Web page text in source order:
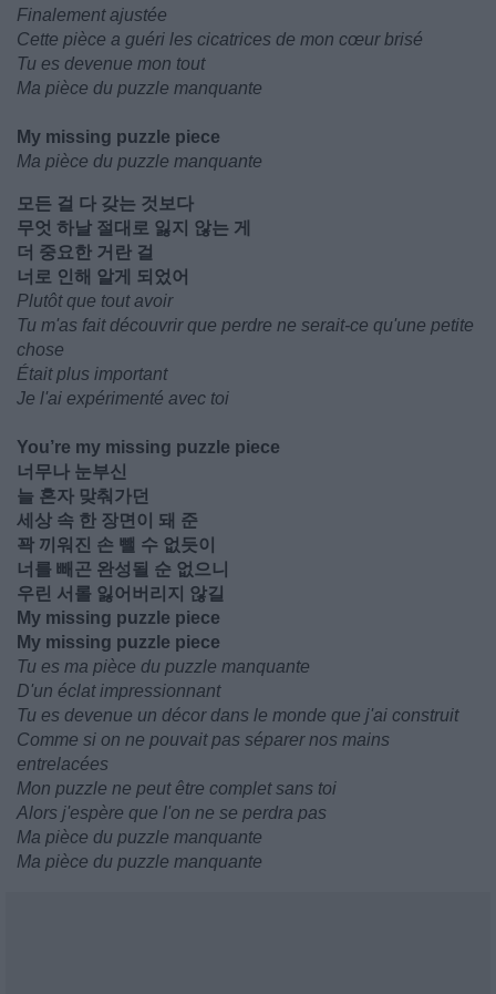
Finalement ajustée
Cette pièce a guéri les cicatrices de mon cœur brisé
Tu es devenue mon tout
Ma pièce du puzzle manquante
My missing puzzle piece
Ma pièce du puzzle manquante
모든 걸 다 갖는 것보다
무엇 하날 절대로 잃지 않는 게
더 중요한 거란 걸
너로 인해 알게 되었어
Plutôt que tout avoir
Tu m'as fait découvrir que perdre ne serait-ce qu'une petite
chose
Était plus important
Je l'ai expérimenté avec toi
You’re my missing puzzle piece
너무나 눈부신
늘 혼자 맞춰가던
세상 속 한 장면이 돼 준
꽉 끼워진 손 뺄 수 없듯이
너를 빼곤 완성될 순 없으니
우린 서롤 잃어버리지 않길
My missing puzzle piece
My missing puzzle piece
Tu es ma pièce du puzzle manquante
D'un éclat impressionnant
Tu es devenue un décor dans le monde que j'ai construit
Comme si on ne pouvait pas séparer nos mains
entrelacées
Mon puzzle ne peut être complet sans toi
Alors j'espère que l'on ne se perdra pas
Ma pièce du puzzle manquante
Ma pièce du puzzle manquante